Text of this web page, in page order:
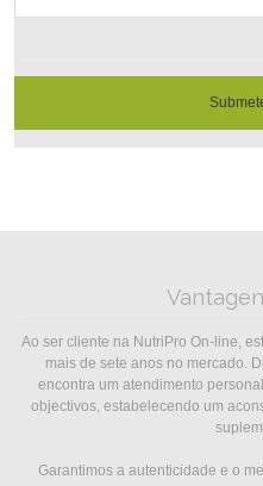
Ao ser cliente na NutriPro On-line,
mais de sete anos no mercado.
encontra um atendimento
objectivos, estabelecendo um
Garantimos a autenticidade e o